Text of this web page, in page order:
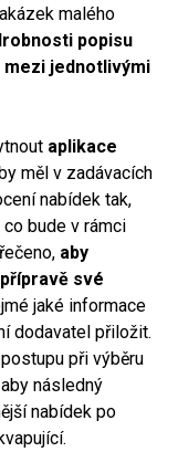
malého
popisu
jednotlivými
aplikace
měl v zadávacích
nabídek tak,
bude v rámci
aby
své
jaké informace
dodavatel přiložit.
při výběru
následný
nabídek po